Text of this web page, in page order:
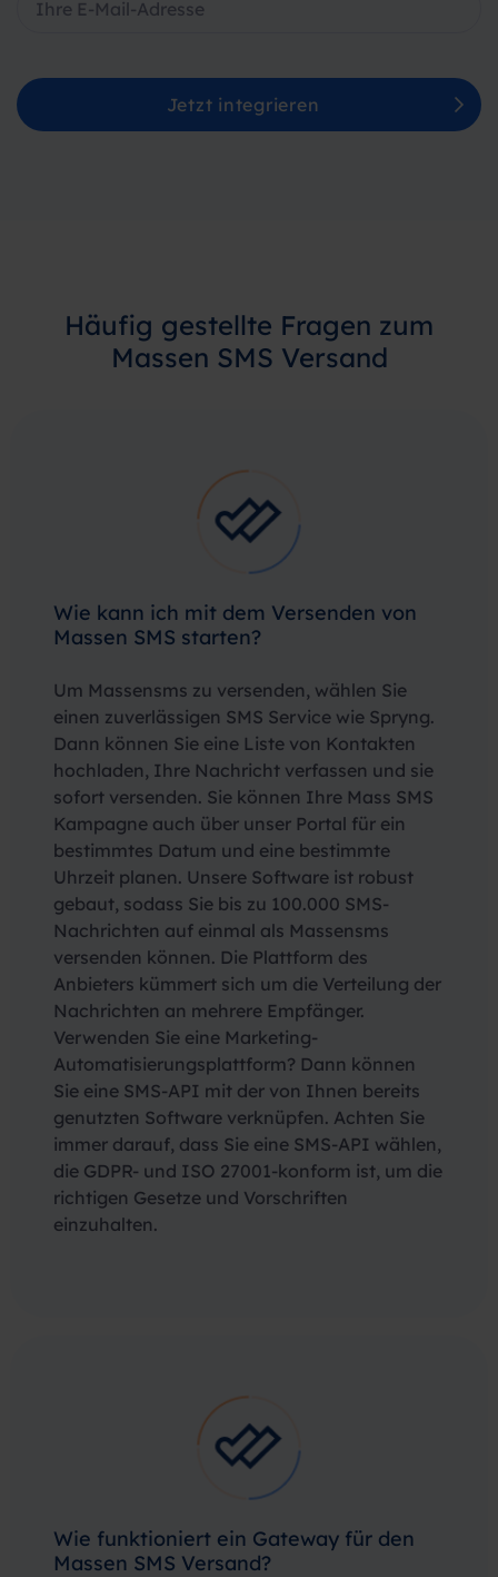
Jetzt integrieren
Häufig gestellte Fragen zum
Massen SMS Versand
Wie kann ich mit dem Versenden von
Massen SMS starten?
Um Massensms zu versenden, wählen Sie
einen zuverlässigen SMS Service wie Spryng.
Dann können Sie eine Liste von Kontakten
hochladen, Ihre Nachricht verfassen und sie
sofort versenden. Sie können Ihre Mass SMS
Kampagne auch über unser Portal für ein
bestimmtes Datum und eine bestimmte
Uhrzeit planen. Unsere Software ist robust
gebaut, sodass Sie bis zu 100.000 SMS-
Nachrichten auf einmal als Massensms
versenden können. Die Plattform des
Anbieters kümmert sich um die Verteilung der
Nachrichten an mehrere Empfänger.
Verwenden Sie eine Marketing-
Automatisierungsplattform? Dann können
Sie eine SMS-API mit der von Ihnen bereits
genutzten Software verknüpfen. Achten Sie
immer darauf, dass Sie eine SMS-API wählen,
die GDPR- und ISO 27001-konform ist, um die
richtigen Gesetze und Vorschriften
einzuhalten.
Wie funktioniert ein Gateway für den
Massen SMS Versand?